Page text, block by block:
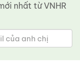
nhất từ ​​VNHR